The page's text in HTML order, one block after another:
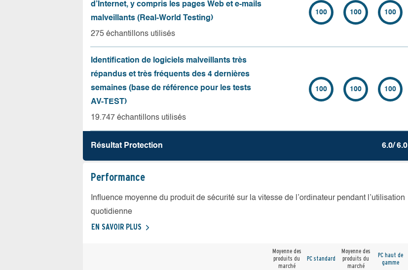
d’Internet, y compris les pages Web et e-mails
malveillants (Real-World Testing)
275 échantillons utilisés
100 100 100
Identification de logiciels malveillants très
répandus et très fréquents des 4 dernières
semaines (base de référence pour les tests
AV-TEST)
19.747 échantillons utilisés
100 100 100
Résultat Protection 6.0/ 6.0
Performance
Influence moyenne du produit de sécurité sur la vitesse de l’ordinateur pendant l’utilisation
quotidienne
EN SAVOIR PLUS
Moyenne des
produits du
marché
PC standard
Moyenne des
produits du
marché
PC haut de
gamme